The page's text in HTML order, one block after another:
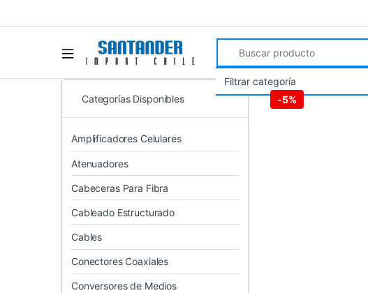
Search for:
-5%
Categorías Disponibles
Amplificadores Celulares
Atenuadores
Cabeceras Para Fibra
Cableado Estructurado
Cables
Conectores Coaxiales
Conversores de Medios